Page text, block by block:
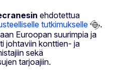
ehdotettua
tutkimukselle
.
Euroopan suurimpia ja
johtaviin konttien- ja
sekä
tarjoajiin.